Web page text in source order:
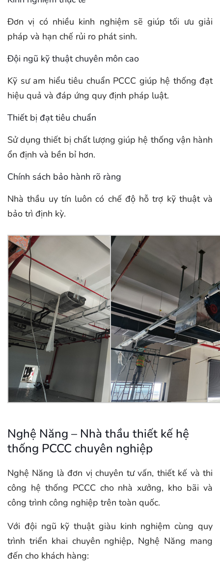
Đơn vị có nhiều kinh nghiệm sẽ giúp tối ưu giải
pháp và hạn chế rủi ro phát sinh.
Đội ngũ kỹ thuật chuyên môn cao
Kỹ sư am hiểu tiêu chuẩn PCCC giúp hệ thống đạt
hiệu quả và đáp ứng quy định pháp luật.
Thiết bị đạt tiêu chuẩn
Sử dụng thiết bị chất lượng giúp hệ thống vận hành
ổn định và bền bỉ hơn.
Chính sách bảo hành rõ ràng
Nhà thầu uy tín luôn có chế độ hỗ trợ kỹ thuật và
bảo trì định kỳ.
Nghệ Năng – Nhà thầu thiết kế hệ
thống PCCC chuyên nghiệp
Nghệ Năng là đơn vị chuyên tư vấn, thiết kế và thi
công hệ thống PCCC cho nhà xưởng, kho bãi và
công trình công nghiệp trên toàn quốc.
Với đội ngũ kỹ thuật giàu kinh nghiệm cùng quy
trình triển khai chuyên nghiệp, Nghệ Năng mang
đến cho khách hàng: